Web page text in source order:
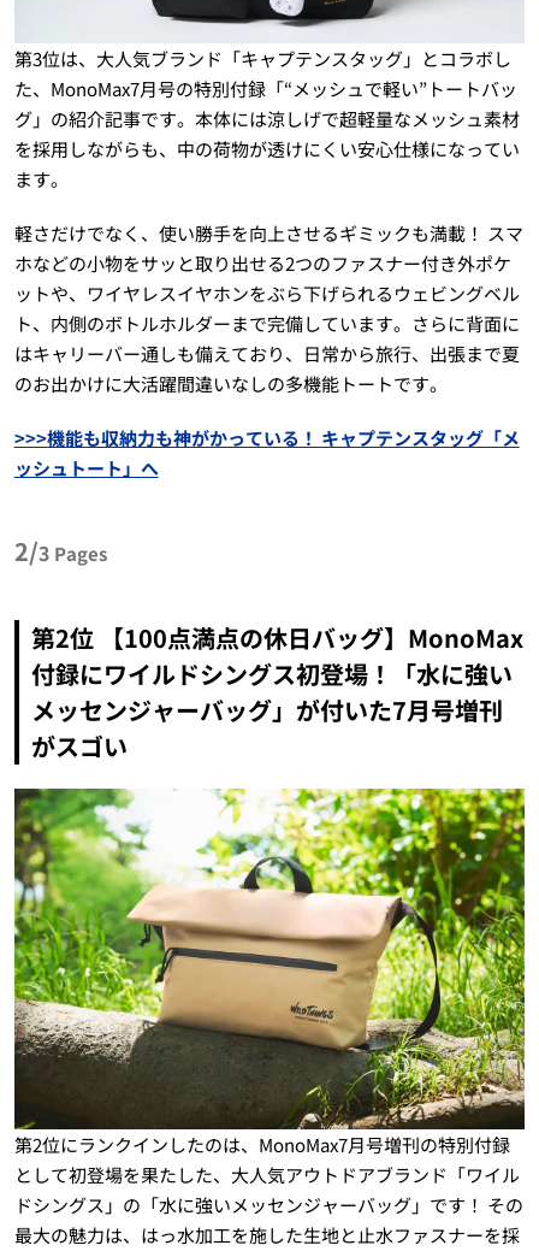
第3位は、大人気ブランド「キャプテンスタッグ」とコラボし
た、MonoMax7月号の特別付録「“メッシュで軽い”トートバッ
グ」の紹介記事です。本体には涼しげで超軽量なメッシュ素材
を採用しながらも、中の荷物が透けにくい安心仕様になってい
ます。
軽さだけでなく、使い勝手を向上させるギミックも満載！ スマ
ホなどの小物をサッと取り出せる2つのファスナー付き外ポケ
ットや、ワイヤレスイヤホンをぶら下げられるウェビングベル
ト、内側のボトルホルダーまで完備しています。さらに背面に
はキャリーバー通しも備えており、日常から旅行、出張まで夏
のお出かけに大活躍間違いなしの多機能トートです。
>>>機能も収納力も神がかっている！ キャプテンスタッグ「メ
ッシュトート」へ
2/3 Pages
第2位 【100点満点の休日バッグ】MonoMax
付録にワイルドシングス初登場！「水に強い
メッセンジャーバッグ」が付いた7月号増刊
がスゴい
第2位にランクインしたのは、MonoMax7月号増刊の特別付録
として初登場を果たした、大人気アウトドアブランド「ワイル
ドシングス」の「水に強いメッセンジャーバッグ」です！ その
最大の魅力は、はっ水加工を施した生地と止水ファスナーを採